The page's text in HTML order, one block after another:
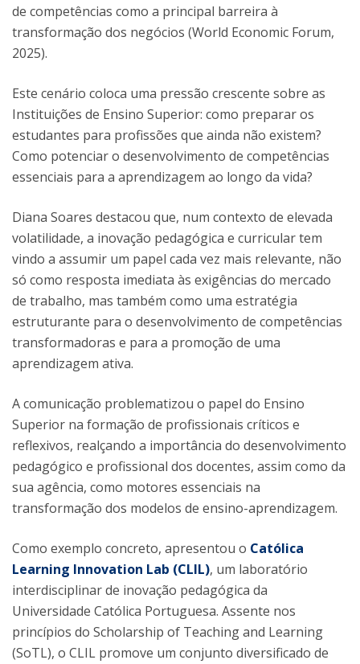
de competências como a principal barreira à
transformação dos negócios (World Economic Forum,
2025).
Este cenário coloca uma pressão crescente sobre as
Instituições de Ensino Superior: como preparar os
estudantes para profissões que ainda não existem?
Como potenciar o desenvolvimento de competências
essenciais para a aprendizagem ao longo da vida?
Diana Soares destacou que, num contexto de elevada
volatilidade, a inovação pedagógica e curricular tem
vindo a assumir um papel cada vez mais relevante, não
só como resposta imediata às exigências do mercado
de trabalho, mas também como uma estratégia
estruturante para o desenvolvimento de competências
transformadoras e para a promoção de uma
aprendizagem ativa.
A comunicação problematizou o papel do Ensino
Superior na formação de profissionais críticos e
reflexivos, realçando a importância do desenvolvimento
pedagógico e profissional dos docentes, assim como da
sua agência, como motores essenciais na
transformação dos modelos de ensino-aprendizagem.
Como exemplo concreto, apresentou o Católica
Learning Innovation Lab (CLIL), um laboratório
interdisciplinar de inovação pedagógica da
Universidade Católica Portuguesa. Assente nos
princípios do Scholarship of Teaching and Learning
(SoTL), o CLIL promove um conjunto diversificado de